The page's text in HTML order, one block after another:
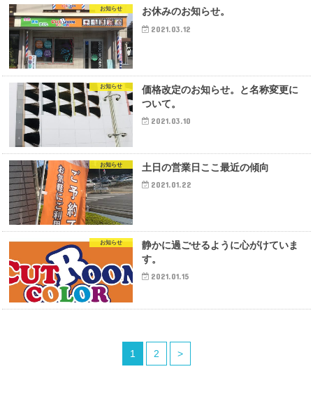
お知らせ お休みのお知らせ。
2021.03.12
お知らせ
価格改定のお知らせ。と名称変更に
ついて。
2021.03.10
お知らせ 土日の営業日ここ最近の傾向
2021.01.22
お知らせ
静かに過ごせるように心がけていま
す。
2021.01.15
1 2 >